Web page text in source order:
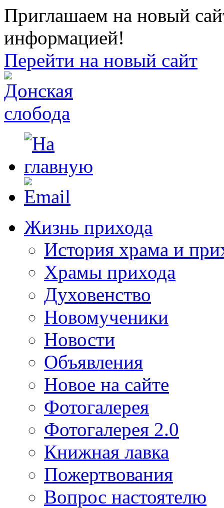
Приглашаем на новый
информацией!
Перейти на новый сайт
Жизнь прихода
История храма и
Храмы прихода
Духовенство
Новомученики
Новости
Объявления
Новое на сайте
Фотогалерея
Фотогалерея 2.0
Книжная лавка
Пожертвования
Вопрос настоятелю